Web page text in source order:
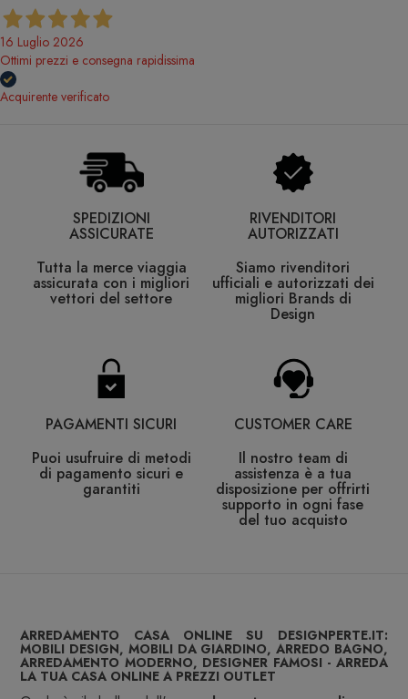
16 Luglio 2026
Ottimi prezzi e consegna rapidissima
Acquirente verificato
SPEDIZIONI
ASSICURATE
Tutta la merce viaggia
assicurata con i migliori
vettori del settore
RIVENDITORI
AUTORIZZATI
Siamo rivenditori
ufficiali e autorizzati dei
migliori Brands di
Design
PAGAMENTI SICURI
Puoi usufruire di metodi
di pagamento sicuri e
garantiti
CUSTOMER CARE
Il nostro team di
assistenza è a tua
disposizione per offrirti
supporto in ogni fase
del tuo acquisto
ARREDAMENTO CASA ONLINE SU DESIGNPERTE.IT:
MOBILI DESIGN, MOBILI DA GIARDINO, ARREDO BAGNO,
ARREDAMENTO MODERNO, DESIGNER FAMOSI - ARREDA
LA TUA CASA ONLINE A PREZZI OUTLET